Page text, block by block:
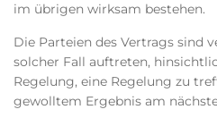
im übrigen wirksam bestehen.
Die Parteien des Vertrags sind
solcher Fall auftreten,
Regelung, eine Regelung zu
gewolltem Ergebnis am